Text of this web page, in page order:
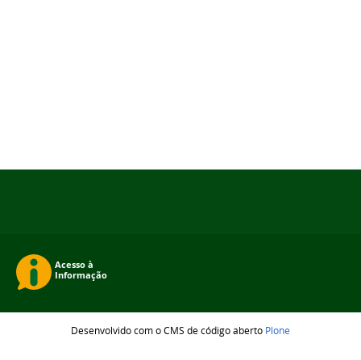
Desenvolvido com o CMS de código aberto Plone